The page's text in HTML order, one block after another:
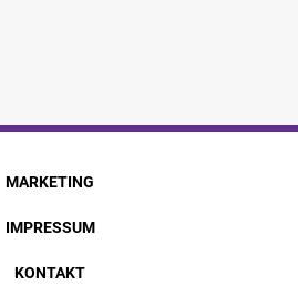
MARKETING
IMPRESSUM
KONTAKT